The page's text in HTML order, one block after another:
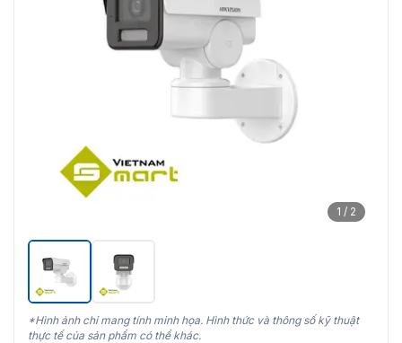
1 / 2
*Hình ảnh chỉ mang tính minh họa. Hình thức và thông số kỹ thuật
thực tế của sản phẩm có thể khác.